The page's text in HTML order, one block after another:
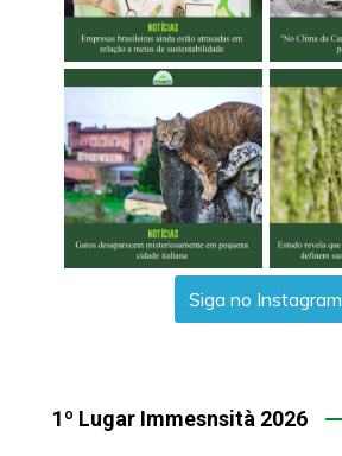
Siga no Instagram
1º Lugar Immesnsità 2026